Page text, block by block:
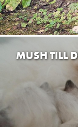
MUSH TILL